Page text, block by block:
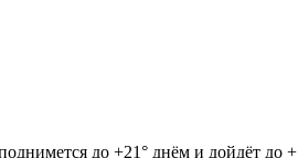
до +21° днём и дойдёт